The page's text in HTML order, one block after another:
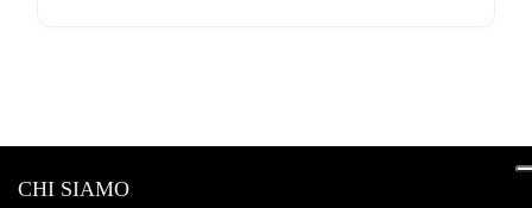
CHI SIAMO